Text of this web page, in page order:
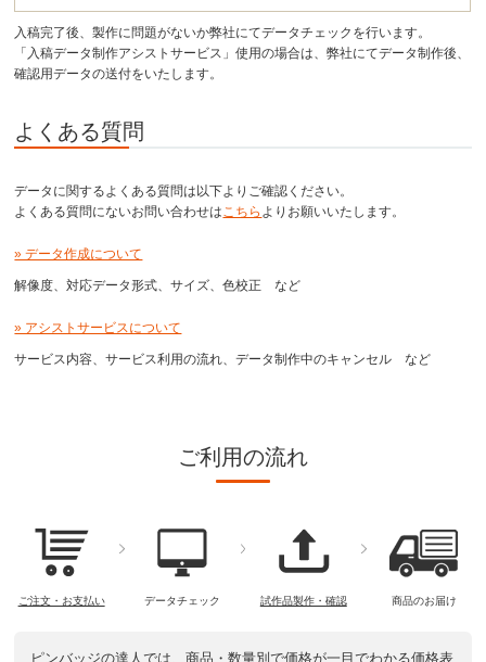
入稿完了後、製作に問題がないか弊社にてデータチェックを行います。
「入稿データ制作アシストサービス」使用の場合は、弊社にてデータ制作後、
確認用データの送付をいたします。
よくある質問
データに関するよくある質問は以下よりご確認ください。
よくある質問にないお問い合わせはこちら よりお願いいたします。
» データ作成について
解像度、対応データ形式、サイズ、色校正 など
» アシストサービスについて
サービス内容、サービス利用の流れ、データ制作中のキャンセル など
ご利用の流れ
ご注文・お支払い データチェック 試作品製作・確認 商品のお届け
ピンバッジの達人では、商品・数量別で価格が一目でわかる価格表